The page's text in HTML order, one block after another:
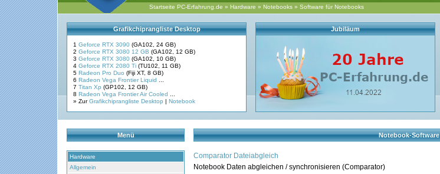
Startseite PC-Erfahrung.de » Hardware » Notebooks » Software für Notebooks
Grafikchiprangliste Desktop
1 Geforce RTX 3090 (GA102, 24 GB)
2 Geforce RTX 3080 12 GB (GA102, 12 GB)
3 Geforce RTX 3080 (GA102, 10 GB)
4 Geforce RTX 2080 Ti (TU102, 11 GB)
5 Radeon Pro Duo (Fiji XT, 8 GB)
6 Radeon Vega Frontier Liquid
7 Titan Xp (GP102, 12 GB)
8 Radeon Vega Frontier Air Cooled
» ZurGrafikchiprangliste Desktop | Notebook
Jubiläum
Menü
Hardware
Allgemein
Notebook-Software
Comparator Dateiabgleich
Notebook Daten abgleichen / synchronisieren (Comparator)